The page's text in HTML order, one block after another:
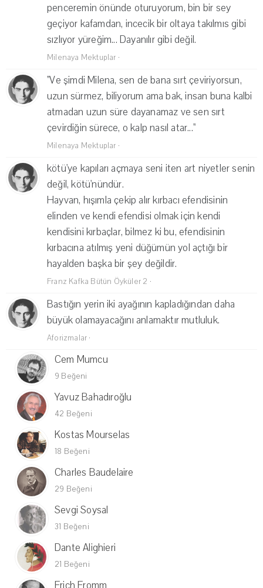
penceremin önünde oturuyorum, bin bir sey
geçiyor kafamdan, incecik bir oltaya takılmıs gibi
sızlıyor yüreğim... Dayanılır gibi değil.
Milenaya Mektuplar ·
''Ve şimdi Milena, sen de bana sırt çeviriyorsun,
uzun sürmez, biliyorum ama bak, insan buna kalbi
atmadan uzun süre dayanamaz ve sen sırt
çevirdiğin sürece, o kalp nasıl atar...''
Milenaya Mektuplar ·
kötü'ye kapıları açmaya seni iten art niyetler senin
değil, kötü'nündür.
Hayvan, hışımla çekip alır kırbacı efendisinin
elinden ve kendi efendisi olmak için kendi
kendisini kırbaçlar, bilmez ki bu, efendisinin
kırbacına atılmış yeni düğümün yol açtığı bir
hayalden başka bir şey değildir.
Franz Kafka Bütün Öyküler 2 ·
Bastığın yerin iki ayağının kapladığından daha
büyük olamayacağını anlamaktır mutluluk.
Aforizmalar ·
Cem Mumcu
9 Beğeni
Yavuz Bahadıroğlu
42 Beğeni
Kostas Mourselas
18 Beğeni
Charles Baudelaire
29 Beğeni
Sevgi Soysal
31 Beğeni
Dante Alighieri
21 Beğeni
Erich Fromm